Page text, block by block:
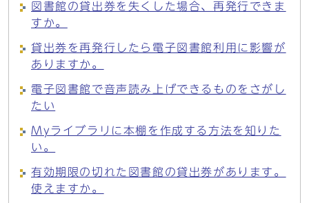
図書館の貸出券を失くした場合、再発行できま
すか。
貸出券を再発行したら電子図書館利用に影響が
ありますか。
電子図書館で音声読み上げできるものをさがし
たい
Myライブラリに本棚を作成する方法を知りた
い。
有効期限の切れた図書館の貸出券があります。
使えますか。